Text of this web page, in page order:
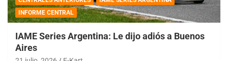
INFORME CENTRAL
IAME Series Argentina: Le dijo adiós a Buenos
Aires